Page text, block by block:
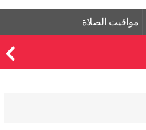
مواقيت الصلاة